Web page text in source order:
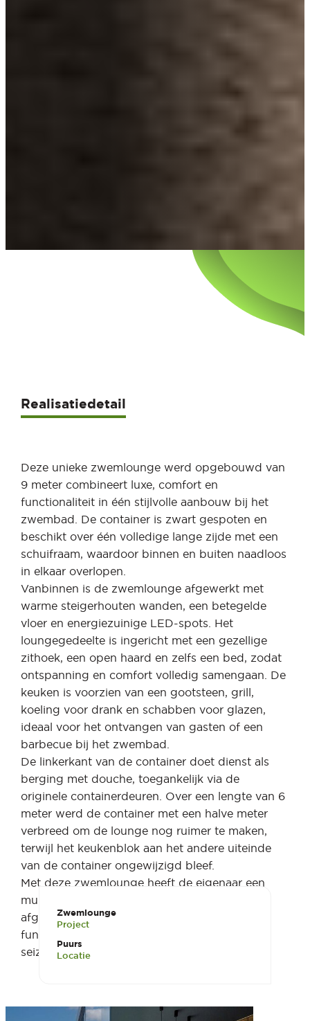
Zwemlounge
Project
Puurs
Locatie
Realisatiedetail
Deze unieke zwemlounge werd opgebouwd van
9 meter combineert luxe, comfort en
functionaliteit in één stijlvolle aanbouw bij het
zwembad. De container is zwart gespoten en
beschikt over één volledige lange zijde met een
schuifraam, waardoor binnen en buiten naadloos
in elkaar overlopen.
Vanbinnen is de zwemlounge afgewerkt met
warme steigerhouten wanden, een betegelde
vloer en energiezuinige LED-spots. Het
loungegedeelte is ingericht met een gezellige
zithoek, een open haard en zelfs een bed, zodat
ontspanning en comfort volledig samengaan. De
keuken is voorzien van een gootsteen, grill,
koeling voor drank en schabben voor glazen,
ideaal voor het ontvangen van gasten of een
barbecue bij het zwembad.
De linkerkant van de container doet dienst als
berging met douche, toegankelijk via de
originele containerdeuren. Over een lengte van 6
meter werd de container met een halve meter
verbreed om de lounge nog ruimer te maken,
terwijl het keukenblok aan het andere uiteinde
van de container ongewijzigd bleef.
Met deze zwemlounge heeft de eigenaar een
multifunctionele en sfeervolle ruimte, perfect
afgestemd op ontspanning, entertainment en
functionaliteit bij het zwembad, ongeacht het
seizoen